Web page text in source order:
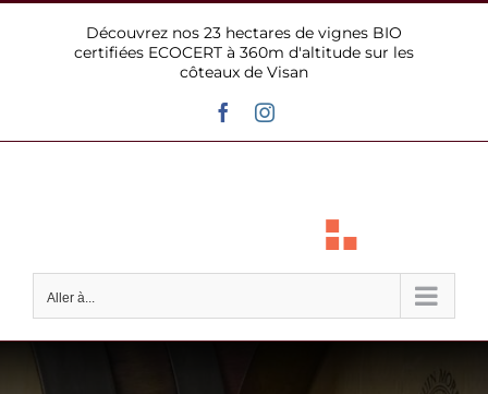
Découvrez nos 23 hectares de vignes BIO
certifiées ECOCERT à 360m d'altitude sur les
côteaux de Visan
FacebookInstagram
Aller à...